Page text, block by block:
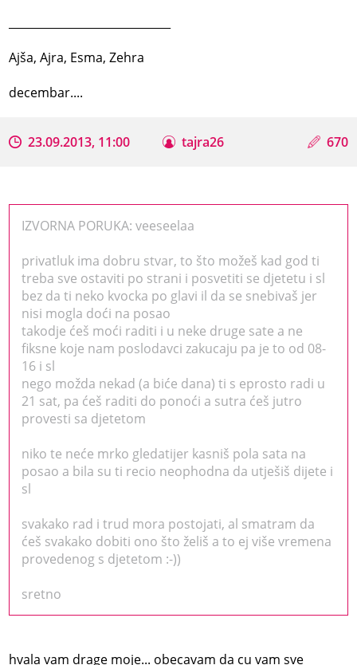
Ajša, Ajra, Esma, Zehra
decembar....
23.09.2013, 11:00 tajra26 670
IZVORNA PORUKA: veeseelaa
privatluk ima dobru stvar, to što možeš kad god ti
treba sve ostaviti po strani i posvetiti se djetetu i sl
bez da ti neko kvocka po glavi il da se snebivaš jer
nisi mogla doći na posao
takodje ćeš moći raditi i u neke druge sate a ne
fiksne koje nam poslodavci zakucaju pa je to od 08-
16 i sl
nego možda nekad (a biće dana) ti s eprosto radi u
21 sat, pa ćeš raditi do ponoći a sutra ćeš jutro
provesti sa djetetom
niko te neće mrko gledatijer kasniš pola sata na
posao a bila su ti recio neophodna da utješiš dijete i
sl
svakako rad i trud mora postojati, al smatram da
ćeš svakako dobiti ono što želiš a to ej više vremena
provedenog s djetetom :-))
sretno
hvala vam drage moje... obecavam da cu vam sve